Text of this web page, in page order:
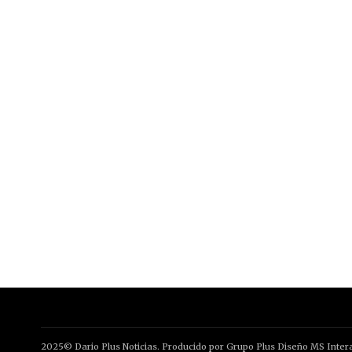
2025© Dario Plus Noticias. Producido por Grupo Plus Diseño MS